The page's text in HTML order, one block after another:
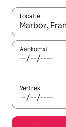
Locatie
Wanneer er
Aankomst
Vertrek